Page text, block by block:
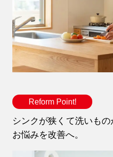
Reform Point!
シンクが狭くて洗いも
お悩みを改善へ。